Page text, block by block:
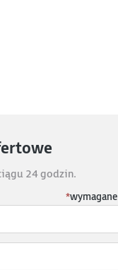
24 godzin.
*wymagane